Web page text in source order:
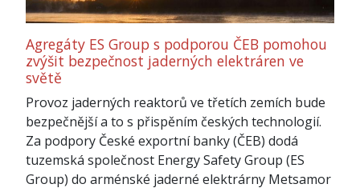
Agregáty ES Group s podporou ČEB pomohou
zvýšit bezpečnost jaderných elektráren ve
světě
Provoz jaderných reaktorů ve třetích zemích bude
bezpečnější a to s přispěním českých technologií.
Za podpory České exportní banky (ČEB) dodá
tuzemská společnost Energy Safety Group (ES
Group) do arménské jaderné elektrárny Metsamor